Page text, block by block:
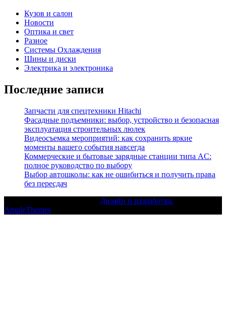
Кузов и салон
Новости
Оптика и свет
Разное
Системы Охлаждения
Шины и диски
Электрика и электроника
Последние записи
Запчасти для спецтехники Hitachi
Фасадные подъемники: выбор, устройство и безопасная
эксплуатация строительных люлек
Видеосъемка мероприятий: как сохранить яркие
моменты вашего события навсегда
Коммерческие и бытовые зарядные станции типа AC:
полное руководство по выбору
Выбор автошколы: как не ошибиться и получить права
без пересдач
Дизайн и разработка:
AmpleThemes